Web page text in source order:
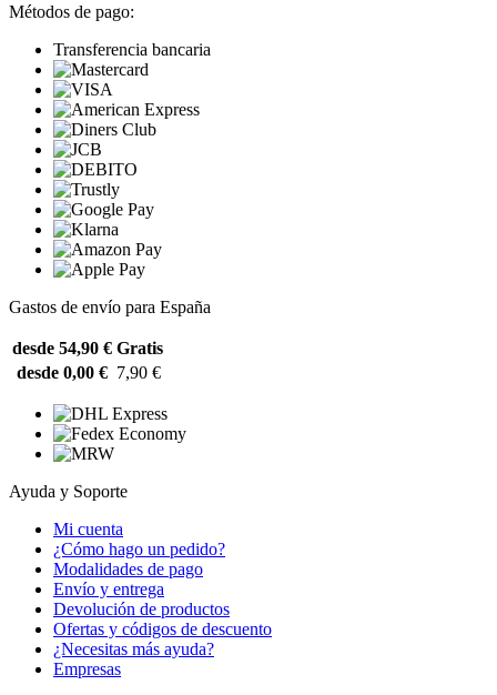
Métodos de pago:
Transferencia bancaria
Gastos de envío para España
desde 54,90 € Gratis
desde 0,00 € 7,90 €
Ayuda y Soporte
Mi cuenta
¿Cómo hago un pedido?
Modalidades de pago
Envío y entrega
Devolución de productos
Ofertas y códigos de descuento
¿Necesitas más ayuda?
Empresas